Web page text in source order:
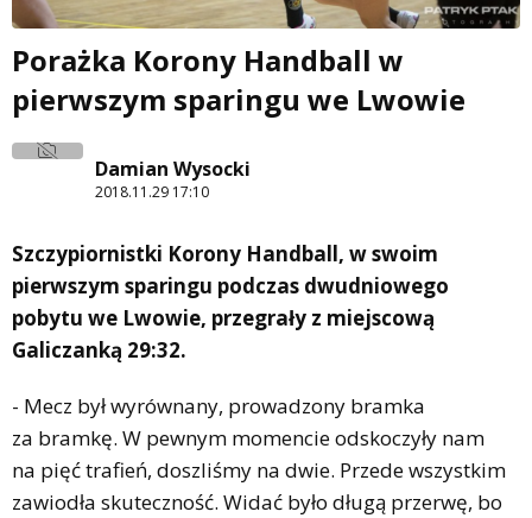
Porażka Korony Handball w
pierwszym sparingu we Lwowie
Damian Wysocki
2018.11.29 17:10
Szczypiornistki Korony Handball, w swoim
pierwszym sparingu podczas dwudniowego
pobytu we Lwowie, przegrały z miejscową
Galiczanką 29:32.
- Mecz był wyrównany, prowadzony bramka
za bramkę. W pewnym momencie odskoczyły nam
na pięć trafień, doszliśmy na dwie. Przede wszystkim
zawiodła skuteczność. Widać było długą przerwę, bo